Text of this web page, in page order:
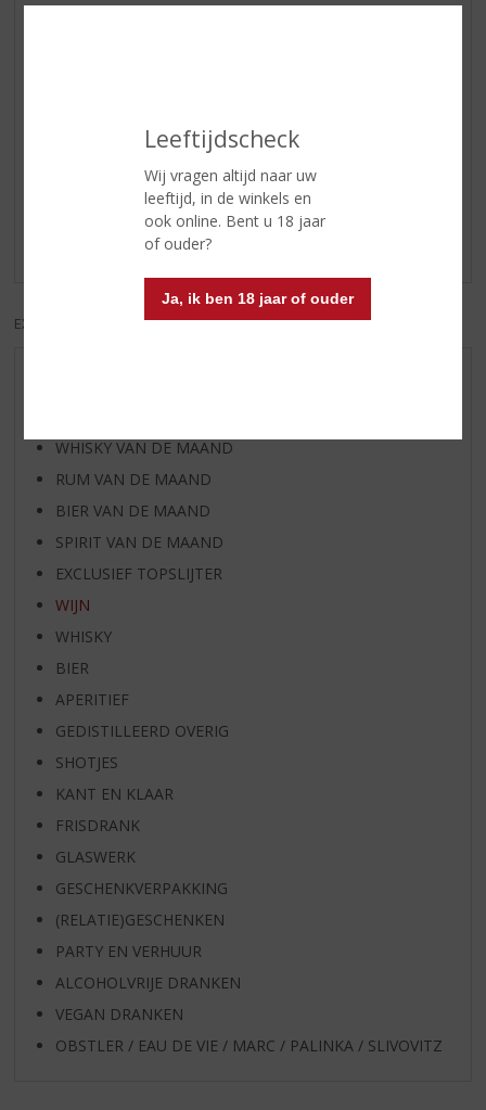
Leeftijdscheck
Wij vragen altijd naar uw
leeftijd, in de winkels en
ook online. Bent u 18 jaar
of ouder?
Ja, ik ben 18 jaar of ouder
Favoriete bubbels
Heerlijke bubbel wijn. Erg lekker om te drinken voor
feestelijke gelegenheden of juist met een gezellig
avondje. Niet te zoet maar ook niet te wrang. Gewoon
een super wijn voor mij.
EXCL. BTW INCL. BTW
WHISKY VAN DE MAAND
RUM VAN DE MAAND
BIER VAN DE MAAND
SPIRIT VAN DE MAAND
EXCLUSIEF TOPSLIJTER
WIJN
WHISKY
BIER
APERITIEF
GEDISTILLEERD OVERIG
SHOTJES
KANT EN KLAAR
FRISDRANK
GLASWERK
GESCHENKVERPAKKING
(RELATIE)GESCHENKEN
PARTY EN VERHUUR
ALCOHOLVRIJE DRANKEN
VEGAN DRANKEN
OBSTLER / EAU DE VIE / MARC / PALINKA / SLIVOVITZ